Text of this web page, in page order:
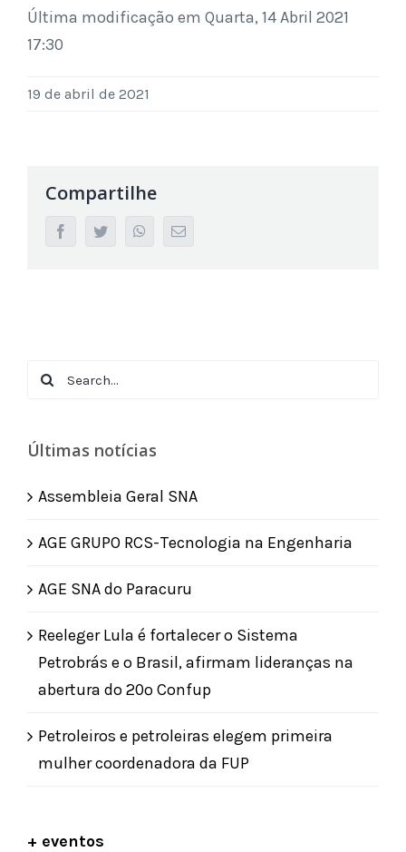
Última modificação em Quarta, 14 Abril 2021
17:30
19 de abril de 2021
Compartilhe
facebooktwitter whatsappEmail
Search
Últimas notícias
Assembleia Geral SNA
AGE GRUPO RCS-Tecnologia na Engenharia
AGE SNA do Paracuru
Reeleger Lula é fortalecer o Sistema
Petrobrás e o Brasil, afirmam lideranças na
abertura do 20º Confup
Petroleiros e petroleiras elegem primeira
mulher coordenadora da FUP
+ eventos